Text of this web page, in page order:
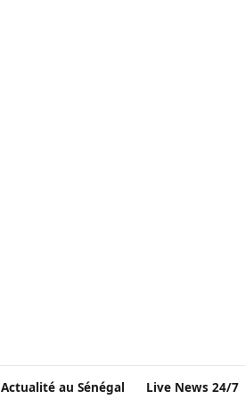
Actualité au Sénégal Live News 24/7